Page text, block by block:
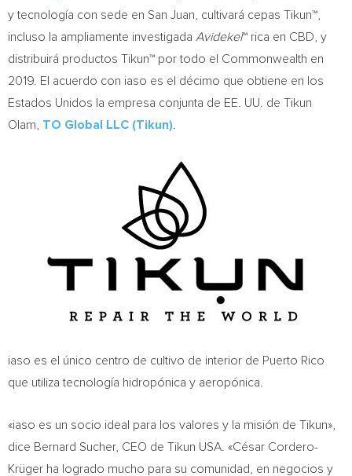
y tecnología con sede en San Juan , cultivará cepas Tikun™,
incluso la ampliamente investigada Avidekel™ rica en CBD, y
distribuirá productos Tikun™ por todo el Commonwealth en
2019. El acuerdo con iaso es el décimo que obtiene en los
Estados Unidos la empresa conjunta de EE. UU. de Tikun
Olam, TO Global LLC (Tikun)
iaso es el único centro de cultivo de interior de Puerto Rico
que utiliza tecnología hidropónica y aeropónica.
«iaso es un socio ideal para los valores y la misión de Tikun»,
dice Bernard Sucher, CEO de Tikun USA . «César Cordero-
Krüger ha logrado mucho para su comunidad, en negocios y